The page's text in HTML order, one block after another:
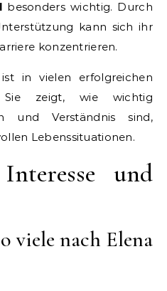
besonders wichtig. Durch
kann sich ihr
konzentrieren.
in vielen erfolgreichen
zeigt, wie wichtig
und Verständnis sind,
Lebenssituationen.
und
viele nach Elena